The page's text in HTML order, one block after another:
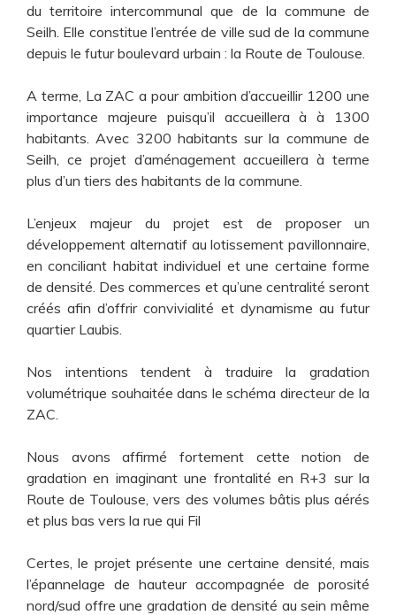
du territoire intercommunal que de la commune de
Seilh. Elle constitue l’entrée de ville sud de la commune
depuis le futur boulevard urbain : la Route de Toulouse.
A terme, La ZAC a pour ambition d’accueillir 1200 une
importance majeure puisqu’il accueillera à à 1300
habitants. Avec 3200 habitants sur la commune de
Seilh, ce projet d’aménagement accueillera à terme
plus d’un tiers des habitants de la commune.
L’enjeux majeur du projet est de proposer un
développement alternatif au lotissement pavillonnaire,
en conciliant habitat individuel et une certaine forme
de densité. Des commerces et qu’une centralité seront
créés afin d’offrir convivialité et dynamisme au futur
quartier Laubis.
Nos intentions tendent à traduire la gradation
volumétrique souhaitée dans le schéma directeur de la
ZAC.
Nous avons affirmé fortement cette notion de
gradation en imaginant une frontalité en R+3 sur la
Route de Toulouse, vers des volumes bâtis plus aérés
et plus bas vers la rue qui Fil
Certes, le projet présente une certaine densité, mais
l’épannelage de hauteur accompagnée de porosité
nord/sud offre une gradation de densité au sein même